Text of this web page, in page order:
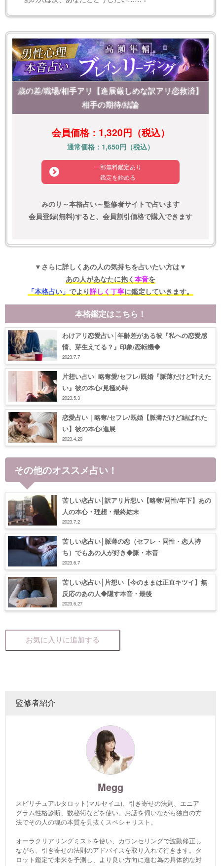
歳の差/職場/相手アリ【進展厳しめな訳アリ恋救済】
相手の期待/結論
会員価格：1,320円（税込）
通常価格：1,650円（税込）
一部無料鑑定あり
鑑定を始める
みのり～本格占い～監修者サイトで占います
会員登録(無料)すると、会員割引価格で購入できます
▼さらに詳しくあの人の気持ちを占いたい方は▼
あの人があなたに抱く 本音を
「本格占い」 でより詳しく丁寧に鑑定していきます。
本格鑑定はこちら！
わけアリ恋愛占い│年齢差がある彼『私への恋愛感
情、芽生えてる？』印象/恋転機◆
2023.7.7
片想い占い│略奪愛/セフレ/既婚『脈薄だけど叶えた
い』彼の本心/見極め時
2023.5.3
恋愛占い｜略奪/セフレ/既婚【脈薄だけど結ばれた
い】彼の本心/進展
2023.4.29
その他のオススメ占い！
苦しい恋占い│訳アリ片想い【略奪/同性/年下】あの
人の本心・理想・最終結末
2023.7.2
苦しい恋占い│脈薄の恋（セフレ・同性・恋人持
ち）でもあの人が好き◆脈・本音
2023.6.7
苦しい恋占い│片想い【今のままは正直キツイ】無
反応のあの人◆隠す本音・最後
2023.6.27
お気に入りに追加する
監修者紹介
Megg
スピリチュアルタロット(マルセイユ)、引き寄せの法則、エニア
グラム性格診断、数秘術などを使い、お話を伺いながら独自の方
法でその人の魂の本質を見抜くスペシャリスト。
オーラクリアリングミストを使い、カウンセリングで波動修正し
ながら、引き寄せの法則のアドバイスを取り入れて行きます。タ
ロット鑑定で未来を予測し、より良い方向に進む為の具体的な対